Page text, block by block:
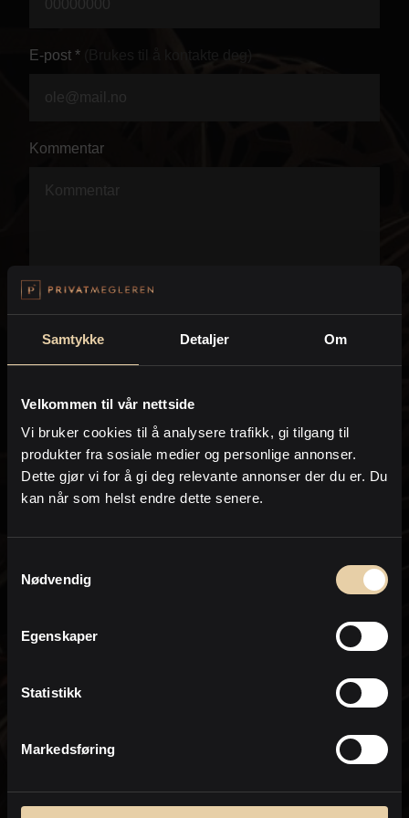
Samtykke Detaljer Om
Velkommen til vår nettside
Vi bruker cookies til å analysere trafikk, gi tilgang til
produkter fra sosiale medier og personlige annonser.
Dette gjør vi for å gi deg relevante annonser der du er. Du
kan når som helst endre dette senere.
Nødvendig
Egenskaper
Statistikk
Markedsføring
Personvern
E-post *
Kommentar
Jeg anmoder PrivatMegleren om å kontakte meg
på e-post og /eller telefon i form av sms eller
oppringing.
om lignende eiendommer som kommer
for salg og annen eiendomsrelatert
Dette inkluderer nyhetsbrev, informasjon
Nordea.
* Ved bestilling av salgsoppgave aksepterer du at